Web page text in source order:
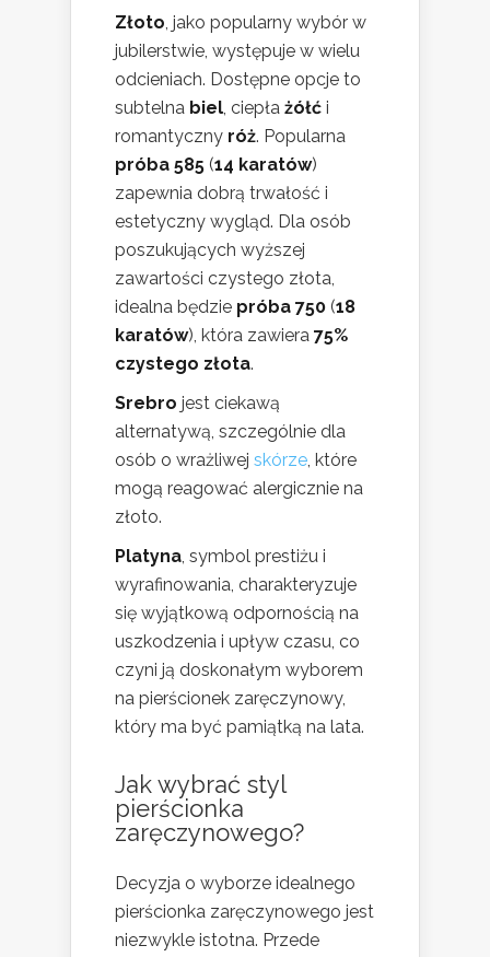
Złoto, jako popularny wybór w
jubilerstwie, występuje w wielu
odcieniach. Dostępne opcje to
subtelna biel, ciepła żółć i
romantyczny róż. Popularna
próba 585 (14 karatów)
zapewnia dobrą trwałość i
estetyczny wygląd. Dla osób
poszukujących wyższej
zawartości czystego złota,
idealna będzie próba 750 (18
karatów), która zawiera 75%
czystego złota.
Srebro jest ciekawą
alternatywą, szczególnie dla
osób o wrażliwej skórze, które
mogą reagować alergicznie na
złoto.
Platyna, symbol prestiżu i
wyrafinowania, charakteryzuje
się wyjątkową odpornością na
uszkodzenia i upływ czasu, co
czyni ją doskonałym wyborem
na pierścionek zaręczynowy,
który ma być pamiątką na lata.
Jak wybrać styl
pierścionka
zaręczynowego?
Decyzja o wyborze idealnego
pierścionka zaręczynowego jest
niezwykle istotna. Przede